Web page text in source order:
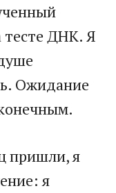
тесте ДНК. Я
Ожидание
пришли, я
я